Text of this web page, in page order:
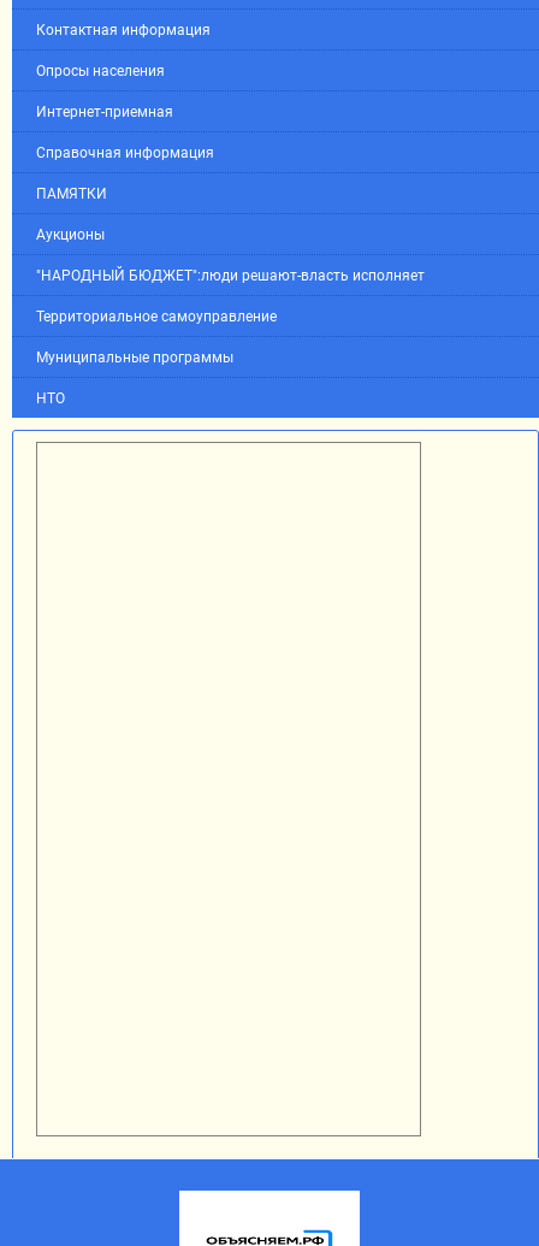
Контактная информация
Опросы населения
Интернет-приемная
Справочная информация
ПАМЯТКИ
Аукционы
"НАРОДНЫЙ БЮДЖЕТ":люди решают-власть исполняет
Территориальное самоуправление
Муниципальные программы
НТО